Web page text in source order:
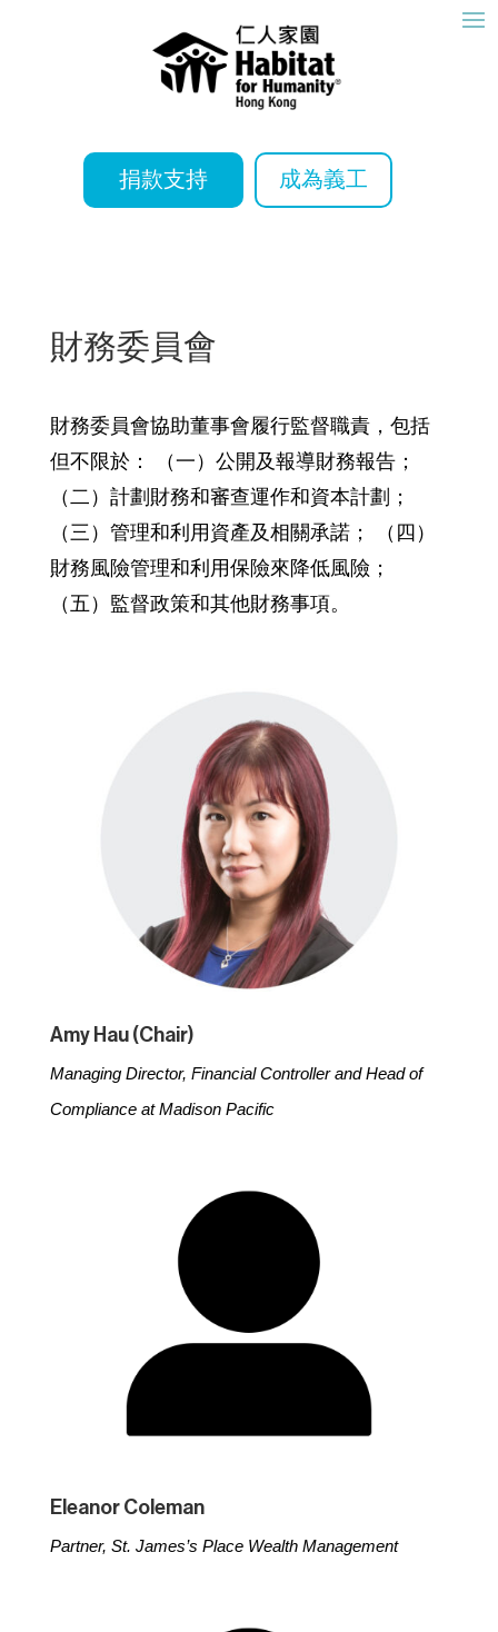
捐款支持 成為義工
財務委員會
財務委員會協助董事會履行監督職責，包括
但不限於： （一）公開及報導財務報告；
（二）計劃財務和審查運作和資本計劃；
（三）管理和利用資產及相關承諾； （四）
財務風險管理和利用保險來降低風險；
（五）監督政策和其他財務事項。
Amy Hau (Chair)
Managing Director, Financial Controller and Head of
Compliance at Madison Pacific
Eleanor Coleman
Partner, St. James’s Place Wealth Management